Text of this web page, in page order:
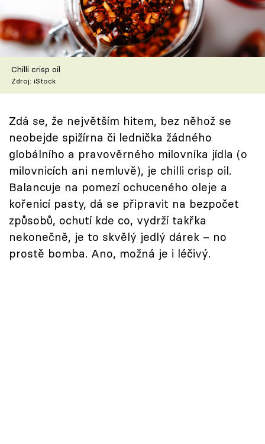
Recepty z TV
Speciál: Cuketa
Těhotnej kuchař
Přihlášení
Sledujte nás
Chilli crisp oil
Zdroj: iStock
Zdá se, že největším hitem, bez něhož se
neobejde spižírna či lednička žádného
globálního a pravověrného milovníka jídla (o
milovnicích ani nemluvě), je chilli crisp oil.
Balancuje na pomezí ochuceného oleje a
kořenicí pasty, dá se připravit na bezpočet
způsobů, ochutí kde co, vydrží takřka
nekonečně, je to skvělý jedlý dárek – no
prostě bomba. Ano, možná je i léčivý.